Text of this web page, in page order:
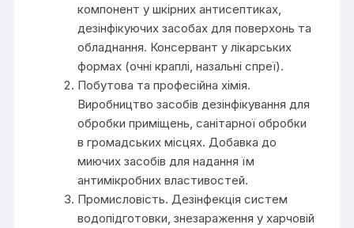
компонент у шкірних антисептиках,
дезінфікуючих засобах для поверхонь та
обладнання. Консервант у лікарських
формах (очні краплі, назальні спреї).
Побутова та професійна хімія.
Виробництво засобів дезінфікування для
обробки приміщень, санітарної обробки
в громадських місцях. Добавка до
миючих засобів для надання їм
антимікробних властивостей.
Промисловість. Дезінфекція систем
водопідготовки, знезараження у харчовій